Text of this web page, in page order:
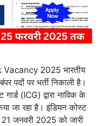
2025 भारतीय
पदों पर भर्ती निकाली है।
(ICG) द्वारा नाविक के
जा रहा है। इंडियन कोस्ट
21 जनवरी 2025 को जारी